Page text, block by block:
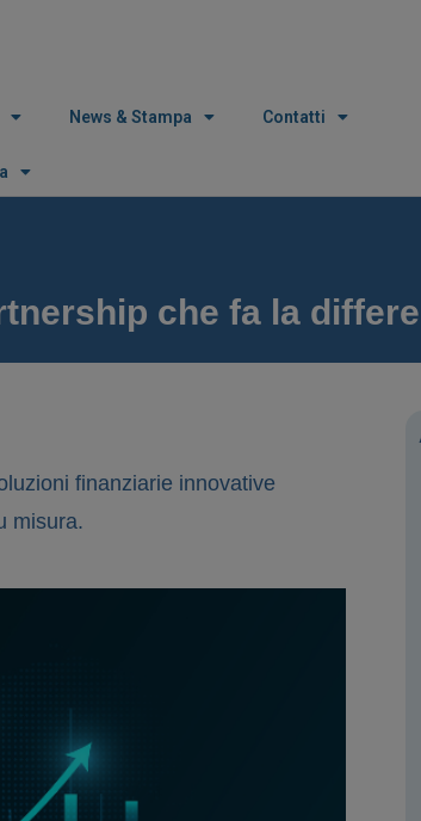
News & Stampa Contatti
che fa la
finanziarie innovative
misura.